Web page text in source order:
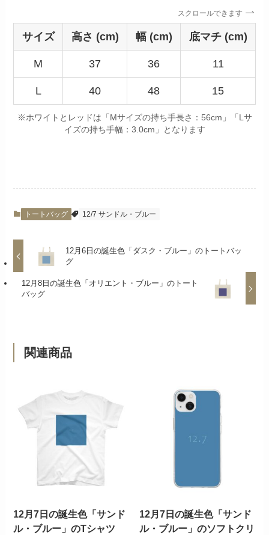
スクロールできます
サイズ 高さ (cm) 幅 (cm) 底マチ (cm)
M 37 36 11
L 40 48 15
※ホワイトとレッドは「Mサイズの持ち手長さ：56cm」「Lサ
イズの持ち手幅：3.0cm」となります
トートバッグ 12/7 サンドル・ブルー
12月6日の誕生色「ダスク・ブルー」のトートバッ
グ
12月8日の誕生色「オリエント・ブルー」のトート
バッグ
関連商品
12月7日の誕生色「サンド
ル・ブルー」のTシャツ
12月7日の誕生色「サンド
ル・ブルー」のソフトクリ